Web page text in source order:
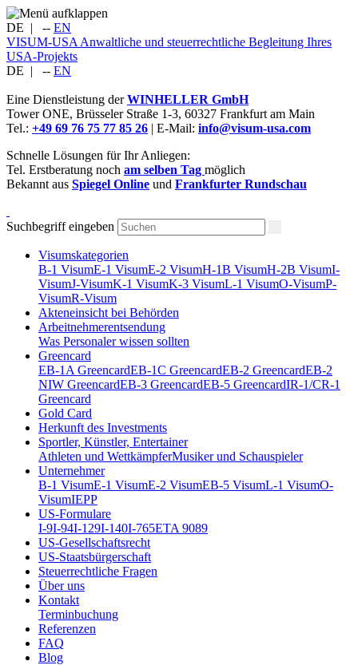
DE | -- EN
VISUM-USA Anwaltliche und steuerrechtliche Begleitung Ihres
USA-Projekts
DE | -- EN
Eine Dienstleistung derWINHELLER GmbH
Tower ONE, Brüsseler Straße 1-3, 60327 Frankfurt am Main
Tel.: +49 69 76 75 77 85 26 | E-Mail: info@visum-usa.com
Schnelle Lösungen für Ihr Anliegen:
Tel. Erstberatung noch am selben Tag möglich
Bekannt aus Spiegel Online und Frankfurter Rundschau
Suchbegriff eingeben
Visumskategorien
B-1 VisumE-1 VisumE-2 VisumH-1B VisumH-2B VisumI-
VisumJ-VisumK-1 VisumK-3 VisumL-1 VisumO-VisumP-
VisumR-Visum
Akteneinsicht bei Behörden
Arbeitnehmerentsendung
Was Personaler wissen sollten
Greencard
EB-1A GreencardEB-1C GreencardEB-2 GreencardEB-2
NIW GreencardEB-3 GreencardEB-5 GreencardIR-1/CR-1
Greencard
Gold Card
Herkunft des Investments
Sportler, Künstler, Entertainer
Athleten und WettkämpferMusiker und Schauspieler
Unternehmer
B-1 VisumE-1 VisumE-2 VisumEB-5 VisumL-1 VisumO-
VisumIEPP
US-Formulare
I-9I-94I-129I-140I-765ETA 9089
US-Gesellschaftsrecht
US-Staatsbürgerschaft
Steuerrechtliche Fragen
Über uns
Kontakt
Terminbuchung
Referenzen
FAQ
Blog